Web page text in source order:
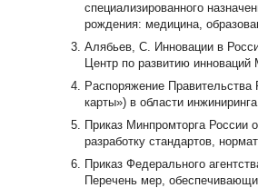
специализированного
рождения: медицина,
Алябьев, С. Инновации в
Центр по развитию
Распоряжение
карты») в области
Приказ Минпромторга России
разработку стандартов,
Приказ Федерального
Перечень мер,